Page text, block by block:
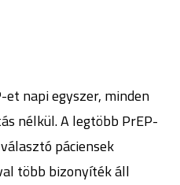
et napi egyszer, minden
nélkül. A legtöbb PrEP-
páciensek
több bizonyíték áll